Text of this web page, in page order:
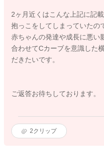
2ヶ月近くはこんな上記に記
抱っこをしてしまっていたの
赤ちゃんの発達や成長に悪い
合わせてCカーブを意識した
だきたいです。
ご返答お待ちしております。
2クリップ